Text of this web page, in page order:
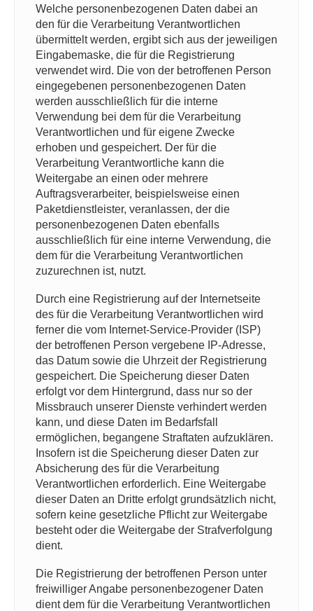
Welche personenbezogenen Daten dabei an
den für die Verarbeitung Verantwortlichen
übermittelt werden, ergibt sich aus der jeweiligen
Eingabemaske, die für die Registrierung
verwendet wird. Die von der betroffenen Person
eingegebenen personenbezogenen Daten
werden ausschließlich für die interne
Verwendung bei dem für die Verarbeitung
Verantwortlichen und für eigene Zwecke
erhoben und gespeichert. Der für die
Verarbeitung Verantwortliche kann die
Weitergabe an einen oder mehrere
Auftragsverarbeiter, beispielsweise einen
Paketdienstleister, veranlassen, der die
personenbezogenen Daten ebenfalls
ausschließlich für eine interne Verwendung, die
dem für die Verarbeitung Verantwortlichen
zuzurechnen ist, nutzt.
Durch eine Registrierung auf der Internetseite
des für die Verarbeitung Verantwortlichen wird
ferner die vom Internet-Service-Provider (ISP)
der betroffenen Person vergebene IP-Adresse,
das Datum sowie die Uhrzeit der Registrierung
gespeichert. Die Speicherung dieser Daten
erfolgt vor dem Hintergrund, dass nur so der
Missbrauch unserer Dienste verhindert werden
kann, und diese Daten im Bedarfsfall
ermöglichen, begangene Straftaten aufzuklären.
Insofern ist die Speicherung dieser Daten zur
Absicherung des für die Verarbeitung
Verantwortlichen erforderlich. Eine Weitergabe
dieser Daten an Dritte erfolgt grundsätzlich nicht,
sofern keine gesetzliche Pflicht zur Weitergabe
besteht oder die Weitergabe der Strafverfolgung
dient.
Die Registrierung der betroffenen Person unter
freiwilliger Angabe personenbezogener Daten
dient dem für die Verarbeitung Verantwortlichen